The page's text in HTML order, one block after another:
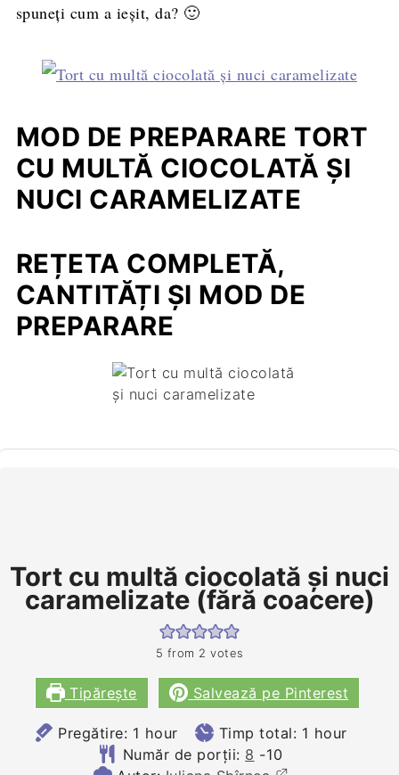
spuneți cum a ieșit, da? 🙂
MOD DE PREPARARE TORT
CU MULTĂ CIOCOLATĂ ŞI
NUCI CARAMELIZATE
REȚETA COMPLETĂ,
CANTITĂȚI ȘI MOD DE
PREPARARE
Tort cu multă ciocolată şi nuci
caramelizate (fără coacere)
5 from 2 votes
Tipărește Salvează pe Pinterest
Pregătire: 1 hour
hour Timp total: 1 hour
hour
Număr de porții: 8 -10